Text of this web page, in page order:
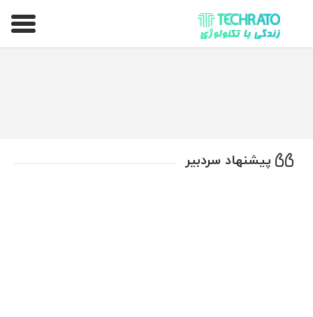
تکراتو – زندگی با تکنولوژی
پیشنهاد سردبیر